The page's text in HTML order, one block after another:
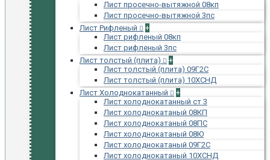
Лист просечно-вытяжной 08кп
Лист просечно-вытяжной 3пс
Лист Рифленый
+
Лист рифленый 08кп
Лист рифленый 3пс
Лист толстый (плита)
+
Лист толстый (плита) 09Г2С
Лист толстый (плита) 10ХСНД
Лист Холоднокатанный
+
Лист холоднокатанный ст 3
Лист холоднокатаный 08КП
Лист холоднокатаный 08ПС
Лист холоднокатаный 08Ю
Лист холоднокатаный 09Г2С
Лист холоднокатаный 10ХСНД